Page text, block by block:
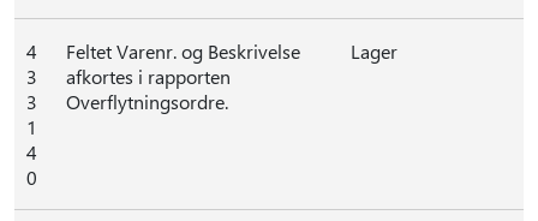
4
3
3
1
4
0
Feltet Varenr. og Beskrivelse
afkortes i rapporten
Overflytningsordre.
Lager